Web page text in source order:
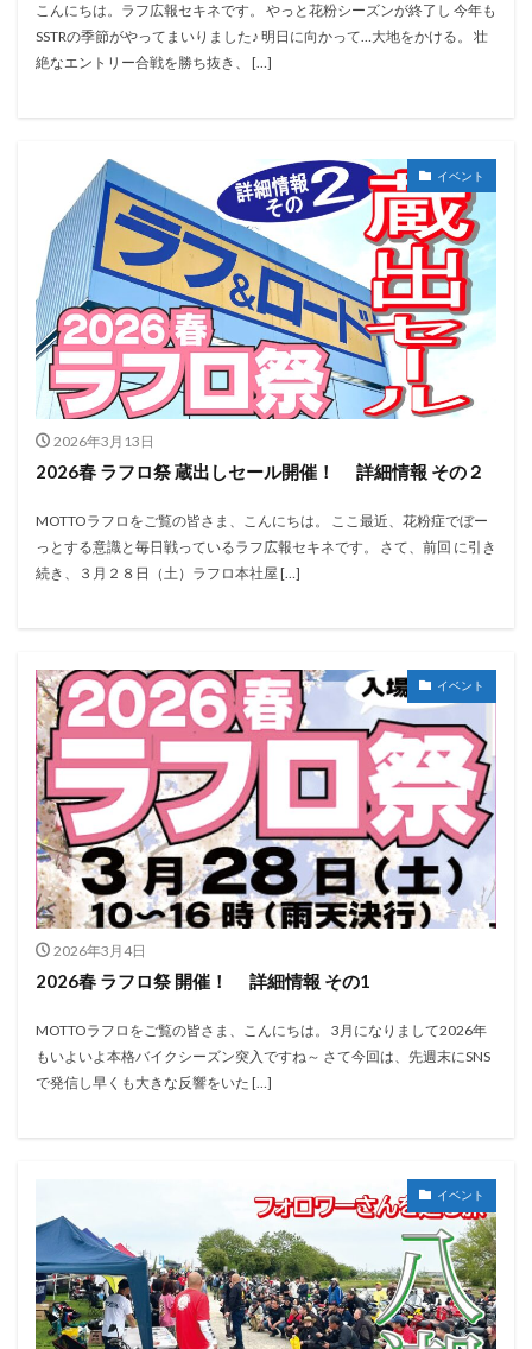
こんにちは。ラフ広報セキネです。 やっと花粉シーズンが終了し 今年も
SSTRの季節がやってまいりました♪ 明日に向かって…大地をかける。 壮
絶なエントリー合戦を勝ち抜き、 […]
イベント
2026年3月13日
2026春 ラフロ祭 蔵出しセール開催！ 詳細情報 その２
MOTTOラフロをご覧の皆さま、こんにちは。 ここ最近、花粉症でぼー
っとする意識と毎日戦っているラフ広報セキネです。 さて、前回 に引き
続き、３月２８日（土）ラフロ本社屋 […]
イベント
2026年3月4日
2026春 ラフロ祭 開催！ 詳細情報 その1
MOTTOラフロをご覧の皆さま、こんにちは。 3月になりまして2026年
もいよいよ本格バイクシーズン突入ですね～ さて今回は、先週末にSNS
で発信し早くも大きな反響をいた […]
イベント